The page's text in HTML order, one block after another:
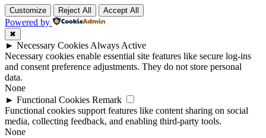
Customize Reject All Accept All
Powered by
✖
► Necessary Cookies Always Active
Necessary cookies enable essential site features like secure log-ins
and consent preference adjustments. They do not store personal
data.
None
► Functional Cookies Remark
Functional cookies support features like content sharing on social
media, collecting feedback, and enabling third-party tools.
None